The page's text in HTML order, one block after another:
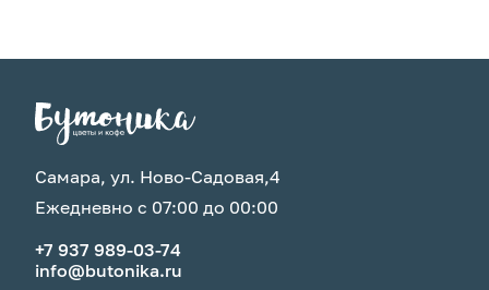
Самара, ул. Ново-Садовая,4
Ежедневно с 07:00 до 00:00
+7 937 989-03-74
info@butonika.ru